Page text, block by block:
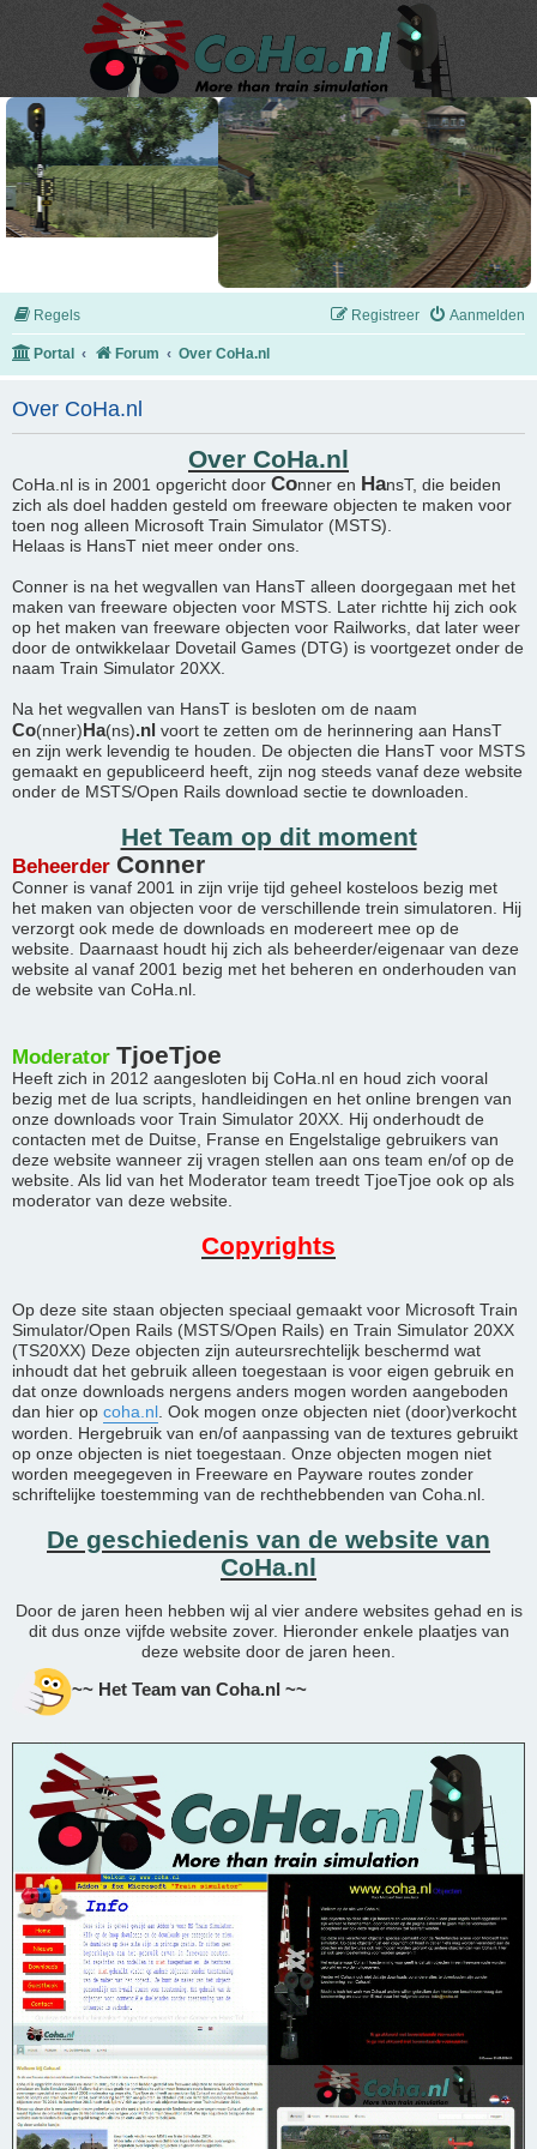
Regels Aanmelden
Registreer
Portal Forum Over CoHa.nl
Over CoHa.nl
Over CoHa.nl
CoHa.nl is in 2001 opgericht door Conner en HansT, die beiden
zich als doel hadden gesteld om freeware objecten te maken voor
toen nog alleen Microsoft Train Simulator (MSTS).
Helaas is HansT niet meer onder ons.
Conner is na het wegvallen van HansT alleen doorgegaan met het
maken van freeware objecten voor MSTS. Later richtte hij zich ook
op het maken van freeware objecten voor Railworks, dat later weer
door de ontwikkelaar Dovetail Games (DTG) is voortgezet onder de
naam Train Simulator 20XX.
Na het wegvallen van HansT is besloten om de naam
Co(nner)Ha(ns).nl voort te zetten om de herinnering aan HansT
en zijn werk levendig te houden. De objecten die HansT voor MSTS
gemaakt en gepubliceerd heeft, zijn nog steeds vanaf deze website
onder de MSTS/Open Rails download sectie te downloaden.
Het Team op dit moment
Beheerder Conner
Conner is vanaf 2001 in zijn vrije tijd geheel kosteloos bezig met
het maken van objecten voor de verschillende trein simulatoren. Hij
verzorgt ook mede de downloads en modereert mee op de
website. Daarnaast houdt hij zich als beheerder/eigenaar van deze
website al vanaf 2001 bezig met het beheren en onderhouden van
de website van CoHa.nl.
Moderator TjoeTjoe
Heeft zich in 2012 aangesloten bij CoHa.nl en houd zich vooral
bezig met de lua scripts, handleidingen en het online brengen van
onze downloads voor Train Simulator 20XX. Hij onderhoudt de
contacten met de Duitse, Franse en Engelstalige gebruikers van
deze website wanneer zij vragen stellen aan ons team en/of op de
website. Als lid van het Moderator team treedt TjoeTjoe ook op als
moderator van deze website.
Copyrights
Op deze site staan objecten speciaal gemaakt voor Microsoft Train
Simulator/Open Rails (MSTS/Open Rails) en Train Simulator 20XX
(TS20XX) Deze objecten zijn auteursrechtelijk beschermd wat
inhoudt dat het gebruik alleen toegestaan is voor eigen gebruik en
dat onze downloads nergens anders mogen worden aangeboden
dan hier op coha.nl . Ook mogen onze objecten niet (door)verkocht
worden. Hergebruik van en/of aanpassing van de textures gebruikt
op onze objecten is niet toegestaan. Onze objecten mogen niet
worden meegegeven in Freeware en Payware routes zonder
schriftelijke toestemming van de rechthebbenden van Coha.nl.
De geschiedenis van de website van
CoHa.nl
Door de jaren heen hebben wij al vier andere websites gehad en is
dit dus onze vijfde website zover. Hieronder enkele plaatjes van
deze website door de jaren heen.
~~ Het Team van Coha.nl ~~